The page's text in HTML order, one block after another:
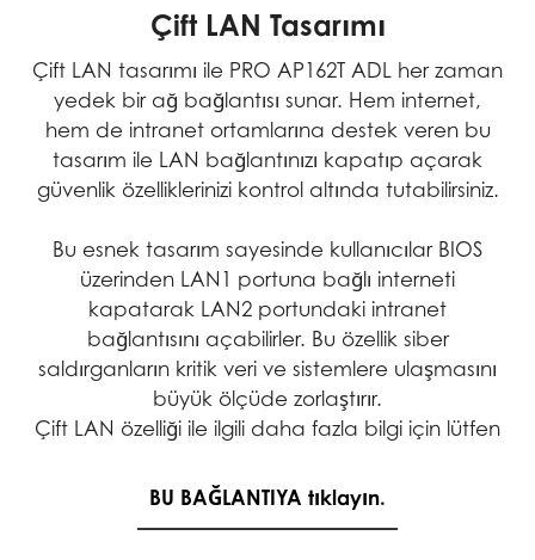
Çift LAN Tasarımı
Çift LAN tasarımı ile PRO AP162T ADL her zaman
yedek bir ağ bağlantısı sunar. Hem internet,
hem de intranet ortamlarına destek veren bu
tasarım ile LAN bağlantınızı kapatıp açarak
güvenlik özelliklerinizi kontrol altında tutabilirsiniz.
Bu esnek tasarım sayesinde kullanıcılar BIOS
üzerinden LAN1 portuna bağlı interneti
kapatarak LAN2 portundaki intranet
bağlantısını açabilirler. Bu özellik siber
saldırganların kritik veri ve sistemlere ulaşmasını
büyük ölçüde zorlaştırır.
Çift LAN özelliği ile ilgili daha fazla bilgi için lütfen
BU BAĞLANTIYA tıklayın.